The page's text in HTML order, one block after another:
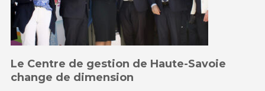
Le Centre de gestion de Haute-Savoie
change de dimension